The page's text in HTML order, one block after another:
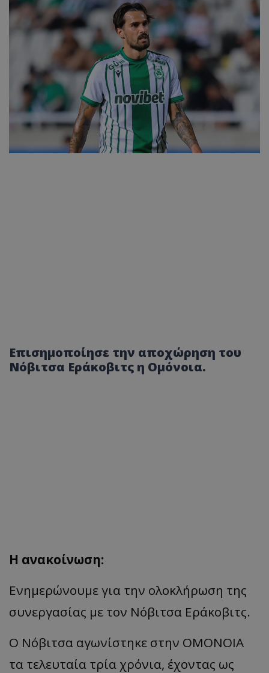
Επισημοποίησε την αποχώρηση του
Νόβιτσα Εράκοβιτς η Ομόνοια.
Η ανακοίνωση:
Ενημερώνουμε για την ολοκλήρωση της
συνεργασίας με τον Νόβιτσα Εράκοβιτς.
Ο Νόβιτσα αγωνίστηκε στην ΟΜΟΝΟΙΑ
τα τελευταία τρία χρόνια, έχοντας ως